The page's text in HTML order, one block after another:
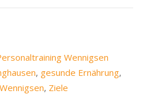
Wennigsen
, gesunde Ernährung,
Wennigsen, Ziele